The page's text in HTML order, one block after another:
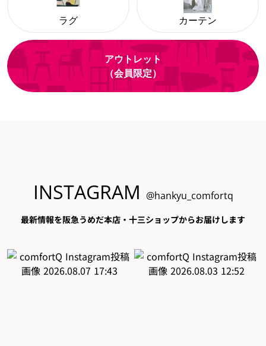
ラグ カーテン
アウトレット
（会員限定）
INSTAGRAM @hankyu_comfortq
最新情報を阪急うめだ本店・十三ショップからお届けします